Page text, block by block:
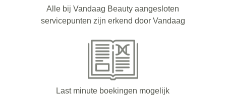
Alle bij Vandaag Beauty aangesloten
servicepunten zijn erkend door Vandaag
Last minute boekingen mogelijk